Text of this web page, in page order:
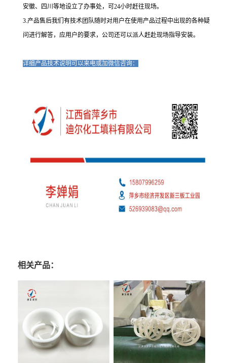
安徽、四川等地设立了办事处，可24小时赶往现场。
3.产品售后我们有技术团队随时对用户在使用产品过程中出现的各种疑
问进行解答，应用户的要求，公司还可以派人赶赴现场指导安装。
详细产品技术说明可以来电或加微信咨询：
相关产品：